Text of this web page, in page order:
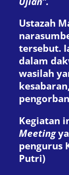
Ustazah
tersebut.
dalam
wasilah
Kegiatan
Meeting
pengurus
Putri)